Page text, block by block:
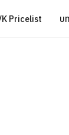
Pricelist บ